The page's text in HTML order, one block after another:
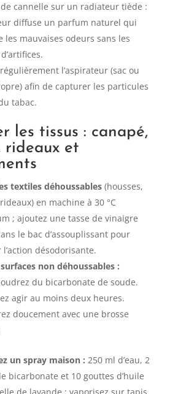
cannelle sur un radiateur tiède :
diffuse un parfum naturel qui
les mauvaises odeurs sans les
l’aspirateur (sac ou
afin de capturer les particules
tabac.
les tissus : canapé,
rideaux et
textiles déhoussables(housses,
en machine à 30 °C
; ajoutez une tasse de vinaigre
le bac d’assouplissant pour
l’action désodorisante.
non déhoussables :
du bicarbonate de soude.
agir au moins deux heures.
doucement avec une brosse
un spray maison : 250 ml d’eau, 2
bicarbonate et 10 gouttes d’huile